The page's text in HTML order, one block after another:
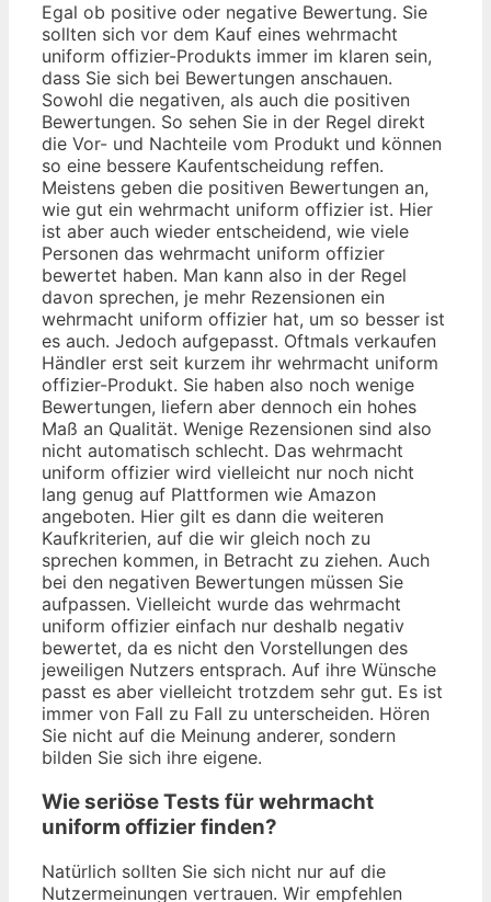
Egal ob positive oder negative Bewertung. Sie
sollten sich vor dem Kauf eines wehrmacht
uniform offizier-Produkts immer im klaren sein,
dass Sie sich bei Bewertungen anschauen.
Sowohl die negativen, als auch die positiven
Bewertungen. So sehen Sie in der Regel direkt
die Vor- und Nachteile vom Produkt und können
so eine bessere Kaufentscheidung reffen.
Meistens geben die positiven Bewertungen an,
wie gut ein wehrmacht uniform offizier ist. Hier
ist aber auch wieder entscheidend, wie viele
Personen das wehrmacht uniform offizier
bewertet haben. Man kann also in der Regel
davon sprechen, je mehr Rezensionen ein
wehrmacht uniform offizier hat, um so besser ist
es auch. Jedoch aufgepasst. Oftmals verkaufen
Händler erst seit kurzem ihr wehrmacht uniform
offizier-Produkt. Sie haben also noch wenige
Bewertungen, liefern aber dennoch ein hohes
Maß an Qualität. Wenige Rezensionen sind also
nicht automatisch schlecht. Das wehrmacht
uniform offizier wird vielleicht nur noch nicht
lang genug auf Plattformen wie Amazon
angeboten. Hier gilt es dann die weiteren
Kaufkriterien, auf die wir gleich noch zu
sprechen kommen, in Betracht zu ziehen. Auch
bei den negativen Bewertungen müssen Sie
aufpassen. Vielleicht wurde das wehrmacht
uniform offizier einfach nur deshalb negativ
bewertet, da es nicht den Vorstellungen des
jeweiligen Nutzers entsprach. Auf ihre Wünsche
passt es aber vielleicht trotzdem sehr gut. Es ist
immer von Fall zu Fall zu unterscheiden. Hören
Sie nicht auf die Meinung anderer, sondern
bilden Sie sich ihre eigene.
Wie seriöse Tests für wehrmacht
uniform offizier finden?
Natürlich sollten Sie sich nicht nur auf die
Nutzermeinungen vertrauen. Wir empfehlen